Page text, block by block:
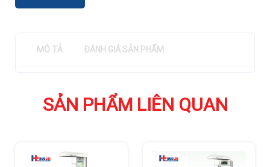
MÔ TẢ ĐÁNH GIÁ SẢN PHẨM
SẢN PHẨM LIÊN QUAN